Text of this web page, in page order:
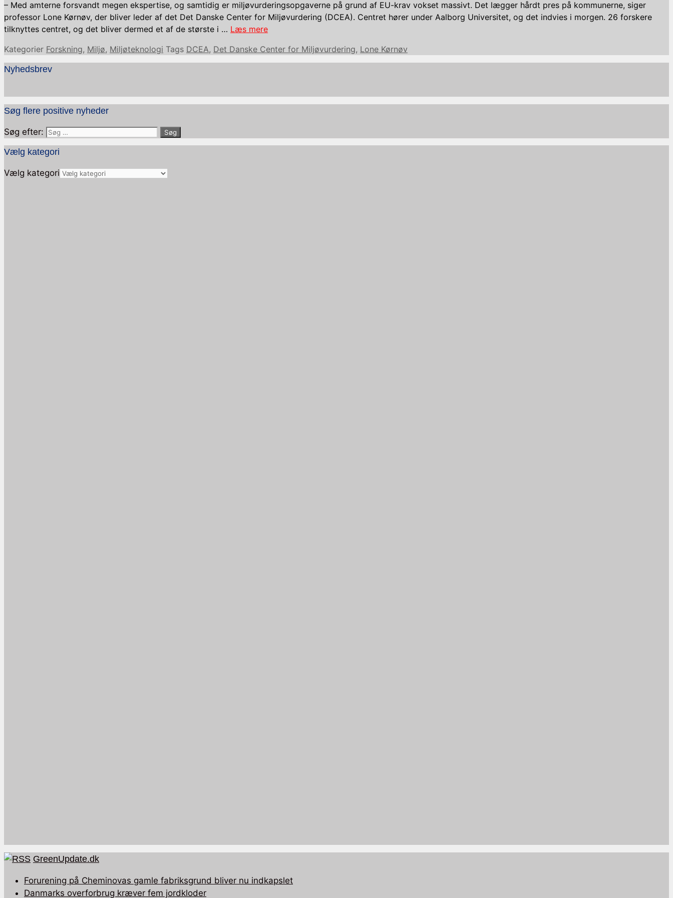
– Med amterne forsvandt megen ekspertise, og samtidig er miljøvurderingsopgaverne på grund af EU-krav vokset massivt. Det lægger hårdt pres på kommunerne, siger
professor Lone Kørnøv, der bliver leder af det Det Danske Center for Miljøvurdering (DCEA). Centret hører under Aalborg Universitet, og det indvies i morgen. 26 forskere
tilknyttes centret, og det bliver dermed et af de største i … Læs mere
Kategorier Forskning, Miljø, Miljøteknologi Tags DCEA, Det Danske Center for Miljøvurdering, Lone Kørnøv
Nyhedsbrev
Søg flere positive nyheder
Søg efter:
Vælg kategori
Vælg kategori
GreenUpdate.dk
Forurening på Cheminovas gamle fabriksgrund bliver nu indkapslet
Danmarks overforbrug kræver fem jordkloder